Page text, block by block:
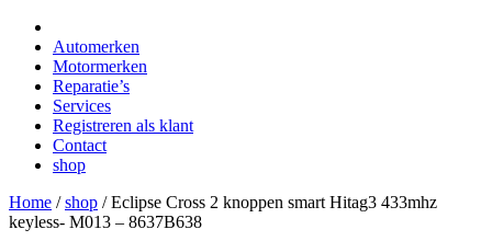
Automerken
Motormerken
Reparatie’s
Services
Registreren als klant
Contact
shop
Home /shop /Eclipse Cross 2 knoppen smart Hitag3 433mhz
keyless- M013 – 8637B638